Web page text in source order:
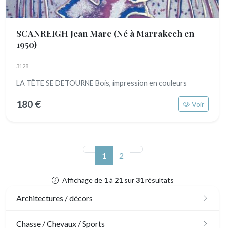
SCANREIGH Jean Marc (Né à Marrakech en
1950)
3128
LA TÊTE SE DETOURNE Bois, impression en couleurs
180 € Voir
1 (actuel)
2
Affichage de 1à 21sur31résultats
Architectures / décors
Architecture
Chasse / Chevaux / Sports